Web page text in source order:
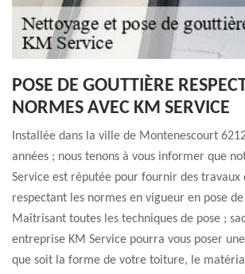
POSE DE GOUTTIÈRE
NORMES AVEC KM SERVICE
Installée dans la ville de Montenescourt
années ; nous tenons à vous informer que
Service est réputée pour fournir des travaux
respectant les normes en vigueur en pose
Maîtrisant toutes les techniques de pose ;
entreprise KM Service pourra vous poser
que soit la forme de votre toiture, le